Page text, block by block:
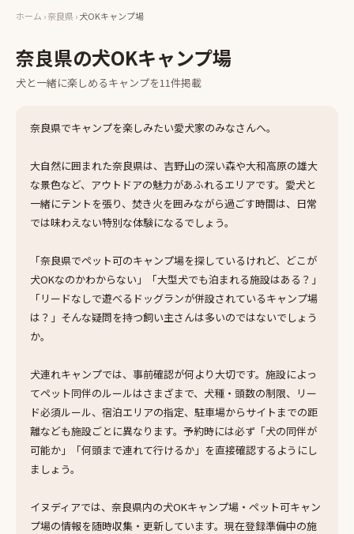
ホーム ›奈良県›犬OKキャンプ場
奈良県の犬OKキャンプ場
犬と一緒に楽しめるキャンプを11件掲載
奈良県でキャンプを楽しみたい愛犬家のみなさんへ。
大自然に囲まれた奈良県は、吉野山の深い森や大和高原の雄大
な景色など、アウトドアの魅力があふれるエリアです。愛犬と
一緒にテントを張り、焚き火を囲みながら過ごす時間は、日常
では味わえない特別な体験になるでしょう。
「奈良県でペット可のキャンプ場を探しているけれど、どこが
犬OKなのかわからない」「大型犬でも泊まれる施設はある？」
「リードなしで遊べるドッグランが併設されているキャンプ場
は？」そんな疑問を持つ飼い主さんは多いのではないでしょう
か。
犬連れキャンプでは、事前確認が何より大切です。施設によっ
てペット同伴のルールはさまざまで、犬種・頭数の制限、リー
ド必須ルール、宿泊エリアの指定、駐車場からサイトまでの距
離なども施設ごとに異なります。予約時には必ず「犬の同伴が
可能か」「何頭まで連れて行けるか」を直接確認するようにし
ましょう。
イヌディアでは、奈良県内の犬OKキャンプ場・ペット可キャン
プ場の情報を随時収集・更新しています。現在登録準備中の施